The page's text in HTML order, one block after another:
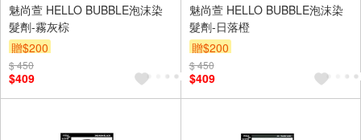
魅尚萱 HELLO BUBBLE泡沫染
髮劑-霧灰棕
贈$200
$ 450
$409
魅尚萱 HELLO BUBBLE泡沫染
髮劑-日落橙
贈$200
$ 450
$409